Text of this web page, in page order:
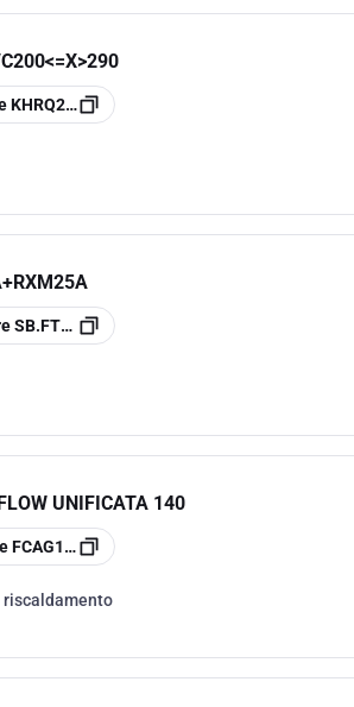
KHRQ22M29T9
SB.FTXM25A/RXMA
UNIFICATA 140
FCAG140B
riscaldamento